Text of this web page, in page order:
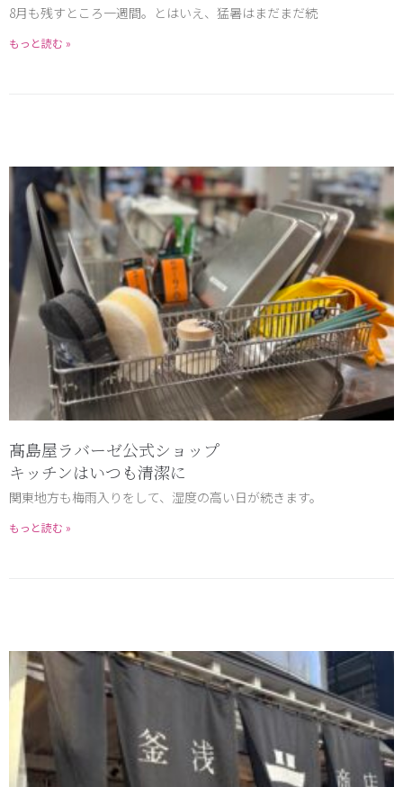
8月も残すところ一週間。とはいえ、猛暑はまだまだ続
もっと読む »
髙島屋ラバーゼ公式ショップ
キッチンはいつも清潔に
関東地方も梅雨入りをして、湿度の高い日が続きます。
もっと読む »